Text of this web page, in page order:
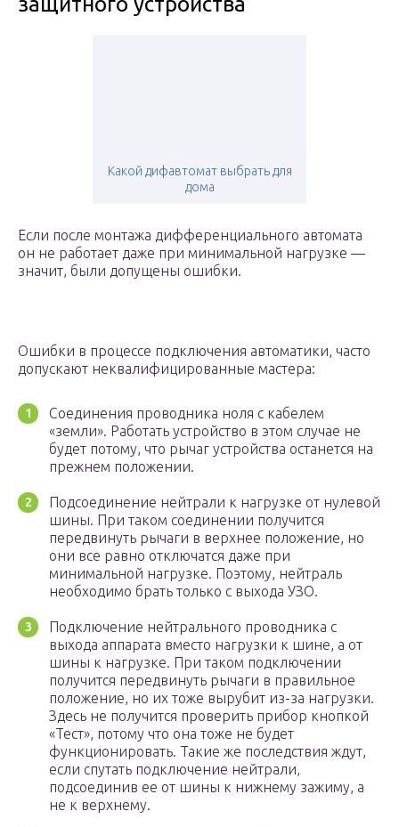
Какой дифавтомат выбрать для
дома
Если после монтажа дифференциального автомата
он не работает даже при минимальной нагрузке —
значит, были допущены ошибки.
Ошибки в процессе подключения автоматики, часто
допускают неквалифицированные мастера:
Соединения проводника ноля с кабелем
«земли». Работать устройство в этом случае не
будет потому, что рычаг устройства останется на
прежнем положении.
Подсоединение нейтрали к нагрузке от нулевой
шины. При таком соединении получится
передвинуть рычаги в верхнее положение, но
они все равно отключатся даже при
минимальной нагрузке. Поэтому, нейтраль
необходимо брать только с выхода УЗО.
Подключение нейтрального проводника с
выхода аппарата вместо нагрузки к шине, а от
шины к нагрузке. При таком подключении
получится передвинуть рычаги в правильное
положение, но их тоже вырубит из-за нагрузки.
Здесь не получится проверить прибор кнопкой
«Тест», потому что она тоже не будет
функционировать. Такие же последствия ждут,
если спутать подключение нейтрали,
подсоединив ее от шины к нижнему зажиму, а
не к верхнему.